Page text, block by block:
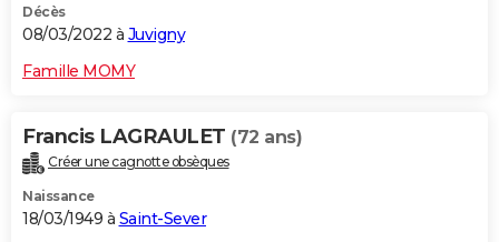
Décès
08/03/2022 à Juvigny
Famille MOMY
Francis LAGRAULET (72 ans)
Créer une cagnotte obsèques
Naissance
18/03/1949 à Saint-Sever